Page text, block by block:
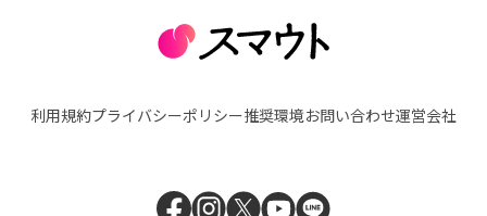
利用規約プライバシーポリシー推奨環境お問い合わせ運営会社